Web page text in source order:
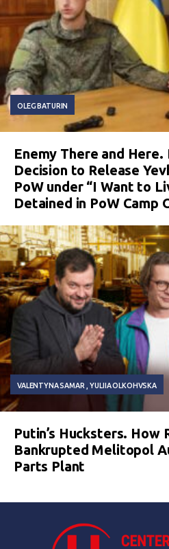
OLEG BATURIN
Enemy There and
Decision to Release
PoW under “I Want to
Detained in PoW Camp
VALENTYNA SAMAR YULIIA OLKOHVSKA
Putin’s Hucksters. How
Bankrupted Melitopol
Parts Plant